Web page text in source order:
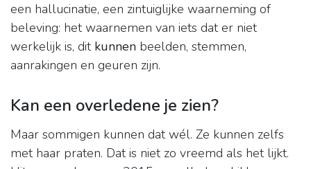
een hallucinatie, een zintuiglijke waarneming of
beleving: het waarnemen van iets dat er niet
werkelijk is, dit kunnen beelden, stemmen,
aanrakingen en geuren zijn.
Kan een overledene je zien?
Maar sommigen kunnen dat wél. Ze kunnen zelfs
met haar praten. Dat is niet zo vreemd als het lijkt.